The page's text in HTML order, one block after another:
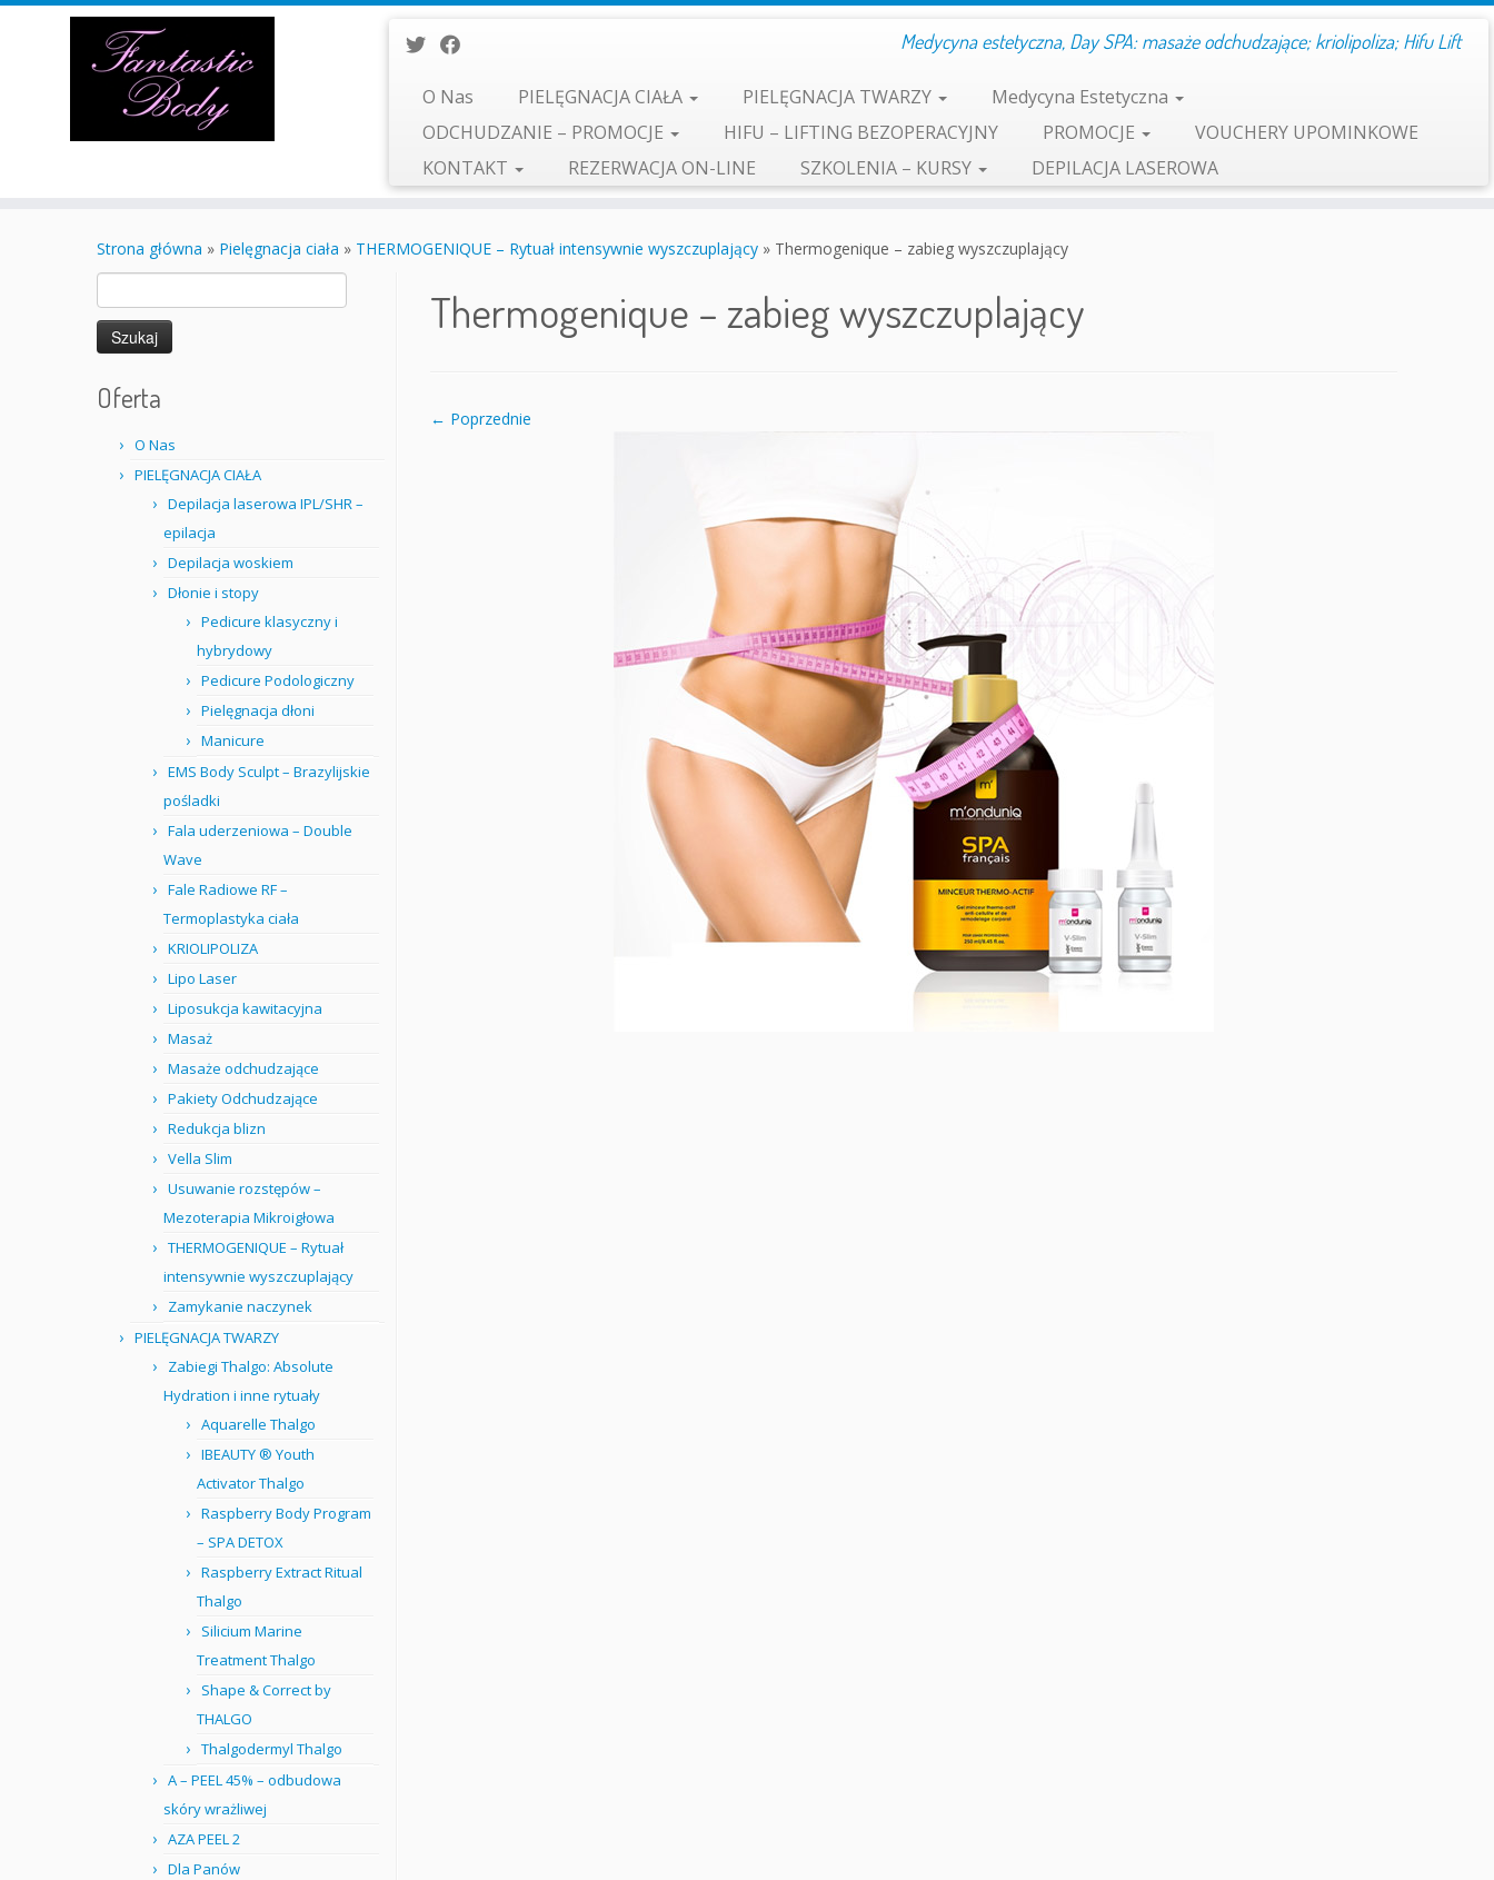
Medycyna estetyczna, Day SPA: masaże odchudzające; kriolipoliza; Hifu Lift
O Nas PIELĘGNACJA CIAŁA PIELĘGNACJA TWARZY
Medycyna Estetyczna
ODCHUDZANIE – PROMOCJE
HIFU – LIFTING BEZOPERACYJNY PROMOCJE
VOUCHERY UPOMINKOWE
KONTAKT
REZERWACJA ON-LINE SZKOLENIA – KURSY DEPILACJA LASEROWA
Strona główna » Pielęgnacja ciała » THERMOGENIQUE – Rytuał intensywnie wyszczuplający » Thermogenique – zabieg wyszczuplający
Oferta
O Nas
PIELĘGNACJA CIAŁA
Depilacja laserowa IPL/SHR –
epilacja
Depilacja woskiem
Dłonie i stopy
Pedicure klasyczny i
hybrydowy
Pedicure Podologiczny
Pielęgnacja dłoni
Manicure
EMS Body Sculpt – Brazylijskie
pośladki
Fala uderzeniowa – Double
Wave
Fale Radiowe RF –
Termoplastyka ciała
KRIOLIPOLIZA
Lipo Laser
Liposukcja kawitacyjna
Masaż
Masaże odchudzające
Pakiety Odchudzające
Redukcja blizn
Vella Slim
Usuwanie rozstępów –
Mezoterapia Mikroigłowa
THERMOGENIQUE – Rytuał
intensywnie wyszczuplający
Zamykanie naczynek
PIELĘGNACJA TWARZY
Zabiegi Thalgo: Absolute
Hydration i inne rytuały
Aquarelle Thalgo
IBEAUTY ® Youth
Activator Thalgo
Raspberry Body Program
– SPA DETOX
Raspberry Extract Ritual
Thalgo
Silicium Marine
Treatment Thalgo
Shape & Correct by
THALGO
Thalgodermyl Thalgo
A – PEEL 45% – odbudowa
skóry wrażliwej
AZA PEEL 2
Dla Panów
Thermogenique – zabieg wyszczuplający
← Poprzednie